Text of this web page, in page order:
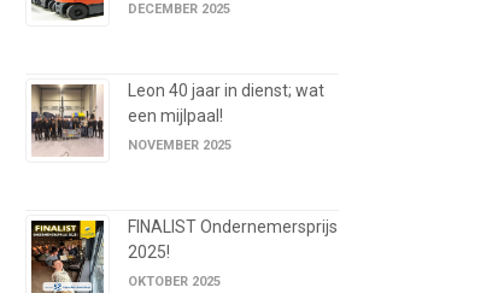
DECEMBER 2025
Leon 40 jaar in dienst; wat
een mijlpaal!
NOVEMBER 2025
FINALIST Ondernemersprijs
2025!
OKTOBER 2025